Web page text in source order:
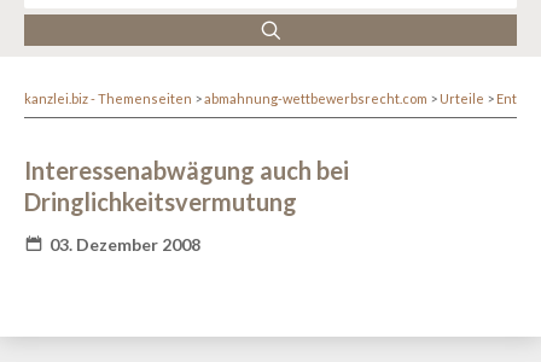
kanzlei.biz - Themenseiten abmahnung-wettbewerbsrecht.com Urteile
Interessenabwägung auch bei
Dringlichkeitsvermutung
03. Dezember 2008